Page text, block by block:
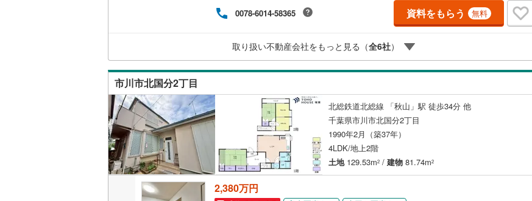
用ソフトで将来の家計を無料シミュレーション。「月々いくらなら安心か」を
プロが明確にします。（3）【ご購入後の生涯サポート】売って終わりではあり
ません。専属FPがお引渡し後も一生涯お守りします。 Yahoo！不動産キャンペ
です！※必ずYahoo！ JAPAN IDでログインの上お問い合わせください。
0078-6014-58365 資料をもらう 無料
取り扱い不動産会社をもっと見る（全6社）
市川市北国分2丁目
北総鉄道北総線 「秋山」駅 徒歩34分 他
千葉県市川市北国分2丁目
1990年2月（築37年）
4LDK/地上2階
土地129.53m2 / 建物 81.74m2
2,380万円
東京メトロ副都心線( 都営浅草線( 72 )
都営新宿線
148
横浜市営地下鉄グリーンライン
(158)
私鉄・その他 わたらせ渓谷鐵道 (21 ) 真岡鐵道(38)
宇都宮ライトレール
関東鉄道竜ケ崎線
鹿島臨海鉄道大洗鹿島線 (138)
小湊鐵道(72) 千葉都市モノレール(131)
上毛電気鉄道上毛線(118) 秩父鉄道
リビングダイニング15畳以上
キッチン
販売、価格、契約、入居関連など
即入居可能（6
浴室
浴室乾燥機あり